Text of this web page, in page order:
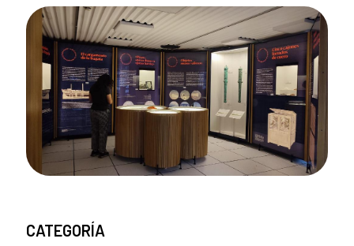
CATEGORÍA